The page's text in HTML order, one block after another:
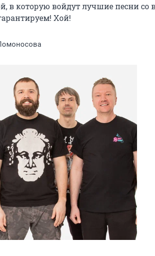
в которую войдут лучшие песни со
Хой!